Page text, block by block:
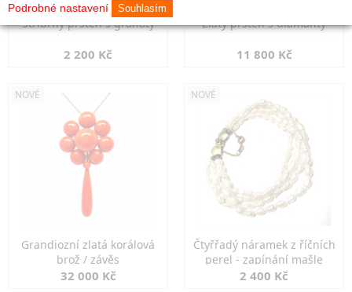
Stříbrný prsten s granáty
2 200 Kč
Zlatý prsten s diamanty
11 800 Kč
NOVÉ
Grandiozní zlatá korálová
brož / závěs
32 000 Kč
NOVÉ
Čtyřřadý náramek z říčních
perel - zapínání mašle
2 400 Kč
Podrobné nastavení Souhlasím